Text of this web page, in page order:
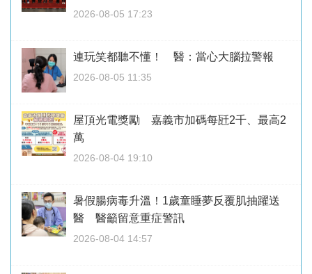
2026-08-05 17:23
連玩笑都聽不懂！ 醫：當心大腦拉警報
2026-08-05 11:35
屋頂光電獎勵 嘉義市加碼每瓩2千、最高2
萬
2026-08-04 19:10
暑假腸病毒升溫！1歲童睡夢反覆肌抽躍送
醫 醫籲留意重症警訊
2026-08-04 14:57